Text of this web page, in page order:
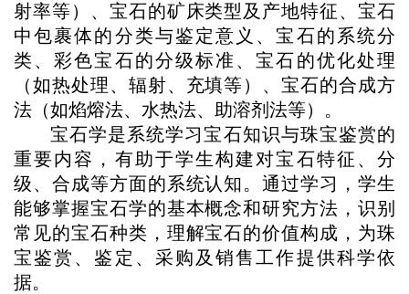
射率等）、宝石的矿床类型及产地特征、宝石
中包裹体的分类与鉴定意义、宝石的系统分
类、彩色宝石的分级标准、宝石的优化处理
（如热处理、辐射、充填等）、宝石的合成方
法（如焰熔法、水热法、助溶剂法等）。
宝石学是系统学习宝石知识与珠宝鉴赏的
重要内容，有助于学生构建对宝石特征、分
级、合成等方面的系统认知。通过学习，学生
能够掌握宝石学的基本概念和研究方法，识别
常见的宝石种类，理解宝石的价值构成，为珠
宝鉴赏、鉴定、采购及销售工作提供科学依
据。